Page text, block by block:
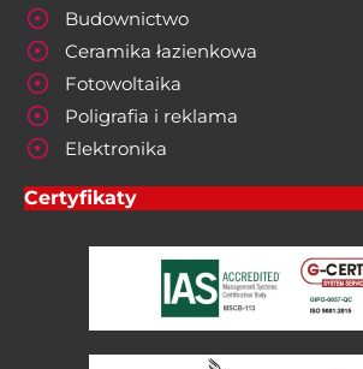
Budownictwo
Ceramika łazienkowa
Fotowoltaika
Poligrafia i reklama
Elektronika
Certyfikaty